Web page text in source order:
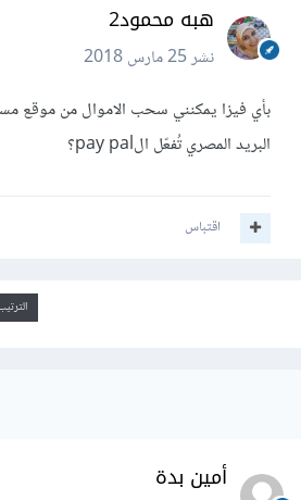
هبه محمود2
نشر25 مارس 2018
بأي فيزا يمكنني سحب الاموال من موقع
البريد المصري تُفعّل الpay pal؟
اقتباس
أمين بدة